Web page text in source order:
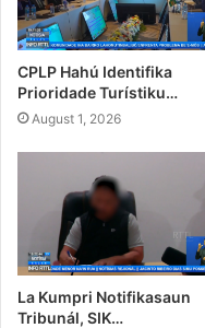
CPLP Hahú Identifika
Prioridade Turístiku…
August 1, 2026
La Kumpri Notifikasaun
Tribunál, SIK…